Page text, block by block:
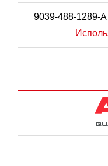
9039-488-1289-